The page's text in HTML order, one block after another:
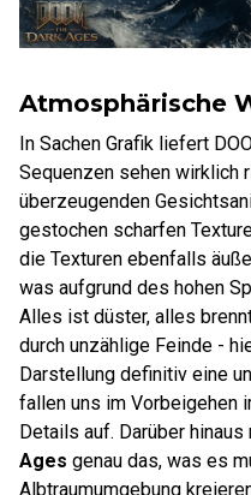
Atmosphärische
In Sachen Grafik liefert
Sequenzen sehen wirklich
überzeugenden
gestochen scharfen
die Texturen ebenfalls
was aufgrund des hohen
Alles ist düster, alles
durch unzählige Feinde -
Darstellung definitiv eine
fallen uns im Vorbeigehen
Details auf. Darüber hinaus
Ages genau das, was es
Albtraumumgebung